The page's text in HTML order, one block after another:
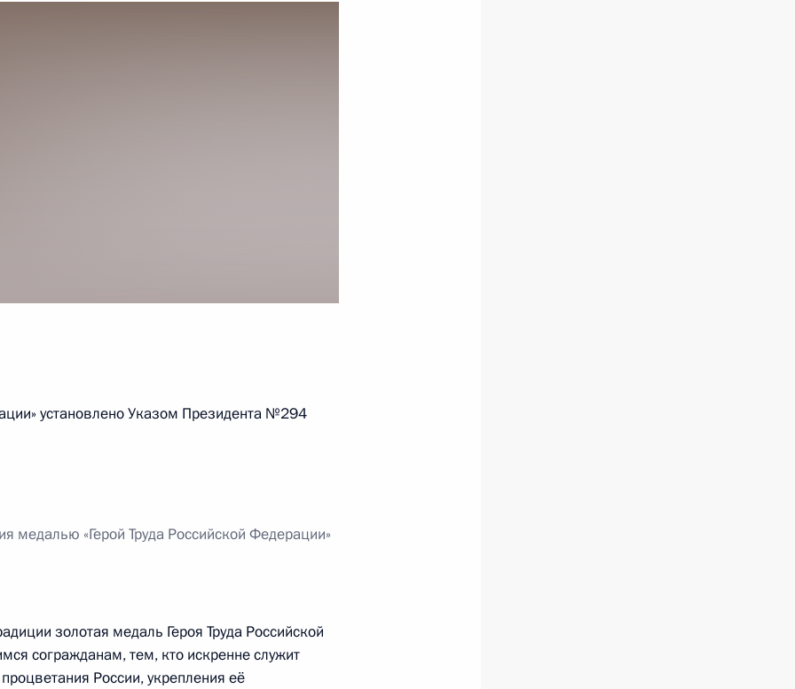
ответственности
о создании Пула
между
в сфере
маршруту
установлено Указом Президента №294
медалью «Герой Труда Российской Федерации»
золотая медаль Героя Труда Российской
согражданам, тем, кто искренне служит
России, укрепления её